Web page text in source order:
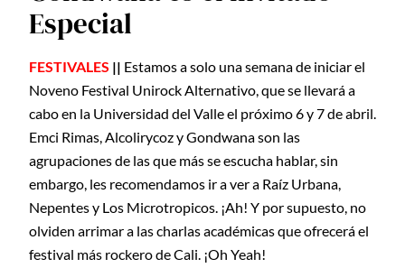
Especial
FESTIVALES || Estamos a solo una semana de iniciar el
Noveno Festival Unirock Alternativo, que se llevará a
cabo en la Universidad del Valle el próximo 6 y 7 de abril.
Emci Rimas, Alcolirycoz y Gondwana son las
agrupaciones de las que más se escucha hablar, sin
embargo, les recomendamos ir a ver a Raíz Urbana,
Nepentes y Los Microtropicos. ¡Ah! Y por supuesto, no
olviden arrimar a las charlas académicas que ofrecerá el
festival más rockero de Cali. ¡Oh Yeah!